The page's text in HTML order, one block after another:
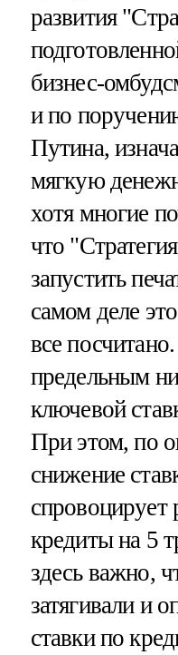
развития
бизнес-
и по
Путина,
мягкую
хотя многие
что
запустить
самом деле
все
предельным
ключевой
При этом, по
снижение
спровоцирует
кредиты на 5
здесь важно,
затягивали и
ставки по